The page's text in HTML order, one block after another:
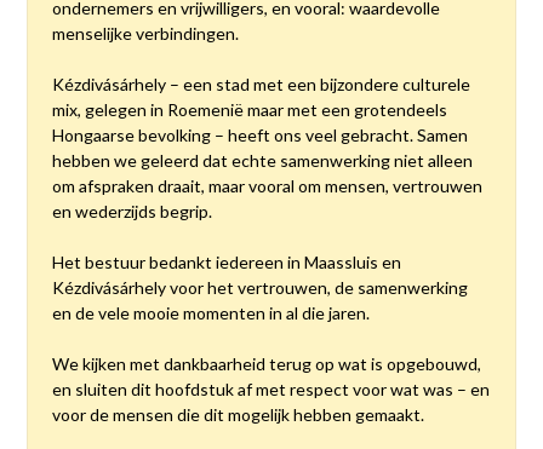
ondernemers en vrijwilligers, en vooral: waardevolle
menselijke verbindingen.
Kézdivásárhely – een stad met een bijzondere culturele
mix, gelegen in Roemenië maar met een grotendeels
Hongaarse bevolking – heeft ons veel gebracht. Samen
hebben we geleerd dat echte samenwerking niet alleen
om afspraken draait, maar vooral om mensen, vertrouwen
en wederzijds begrip.
Het bestuur bedankt iedereen in Maassluis en
Kézdivásárhely voor het vertrouwen, de samenwerking
en de vele mooie momenten in al die jaren.
We kijken met dankbaarheid terug op wat is opgebouwd,
en sluiten dit hoofdstuk af met respect voor wat was – en
voor de mensen die dit mogelijk hebben gemaakt.